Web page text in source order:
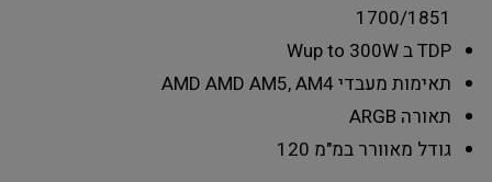
1700/1851
TDP ב W
up to 300W
תאימות מעבדי AMDAMD AM5, AM4
תאורה ARGB
גודל מאוורר במ"מ 120